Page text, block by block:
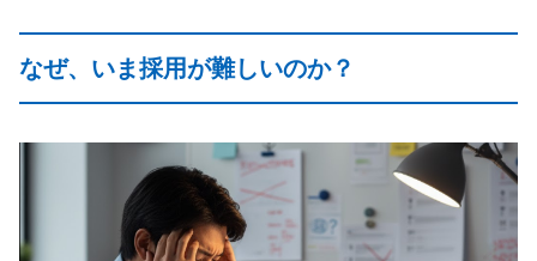
なぜ、いま採用が難しいのか？